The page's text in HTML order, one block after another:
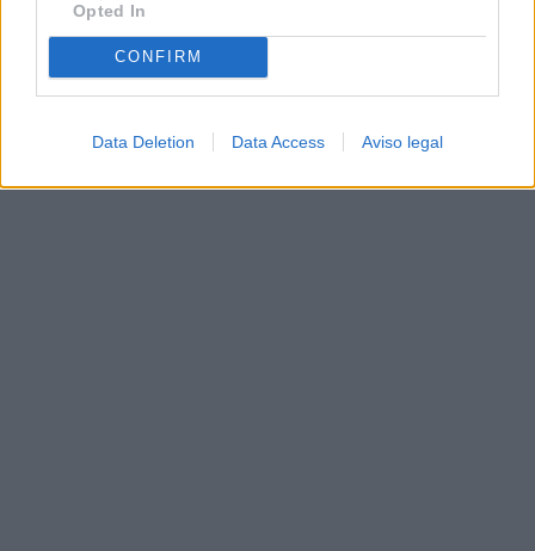
Opted In
CONFIRM
Data Deletion Data Access Aviso legal